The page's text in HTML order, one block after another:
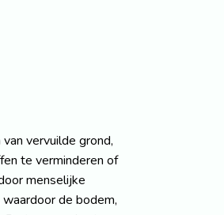
vervuilde grond,
te verminderen of
menselijke
de bodem,